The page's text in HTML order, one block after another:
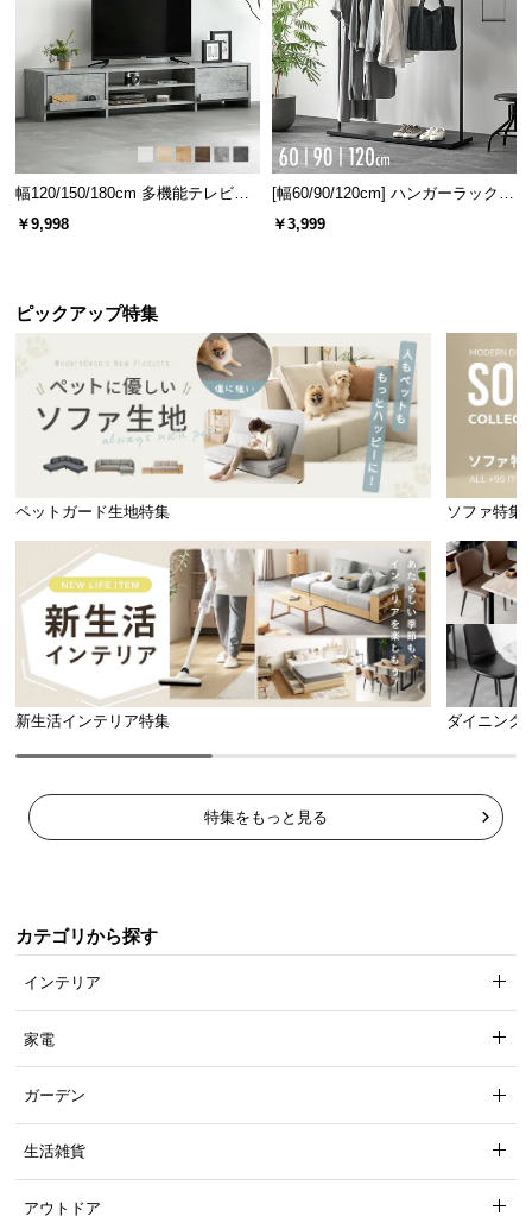
※当商品に電球は付属しておりません
調光機能について
電球に調光機能が付いているものはご使用いただ
けますが、調光機能のついた壁スイッチは故障や
発火の原因となるためご使用いただけません。
強度に優れた丸打ちコード
直径約6.9㎜ のしなやかな丸打ちコードを採用。しっ
かりとした太さと強度で照明を支えます。
重さはたったの約0.62㎏。取り付け時の負担や災害
時の落下による怪我の危険性を減らしました。
幅120/150/180cm 多機能テレビボ
ード 木目/石目調 オープン収納・
引き出し収納付き
￥9,998
[幅60/90/120cm] ハンガーラック
スチール 4段階高さ調節 サイドフ
ック オープンラック シンプル
￥3,999
ピックアップ特集
ペットガード生地特集 ソファ特集
新生活インテリア特集 ダイニング
特集をもっと見る
カテゴリから探す
インテリア
家電
ガーデン
生活雑貨
アウトドア